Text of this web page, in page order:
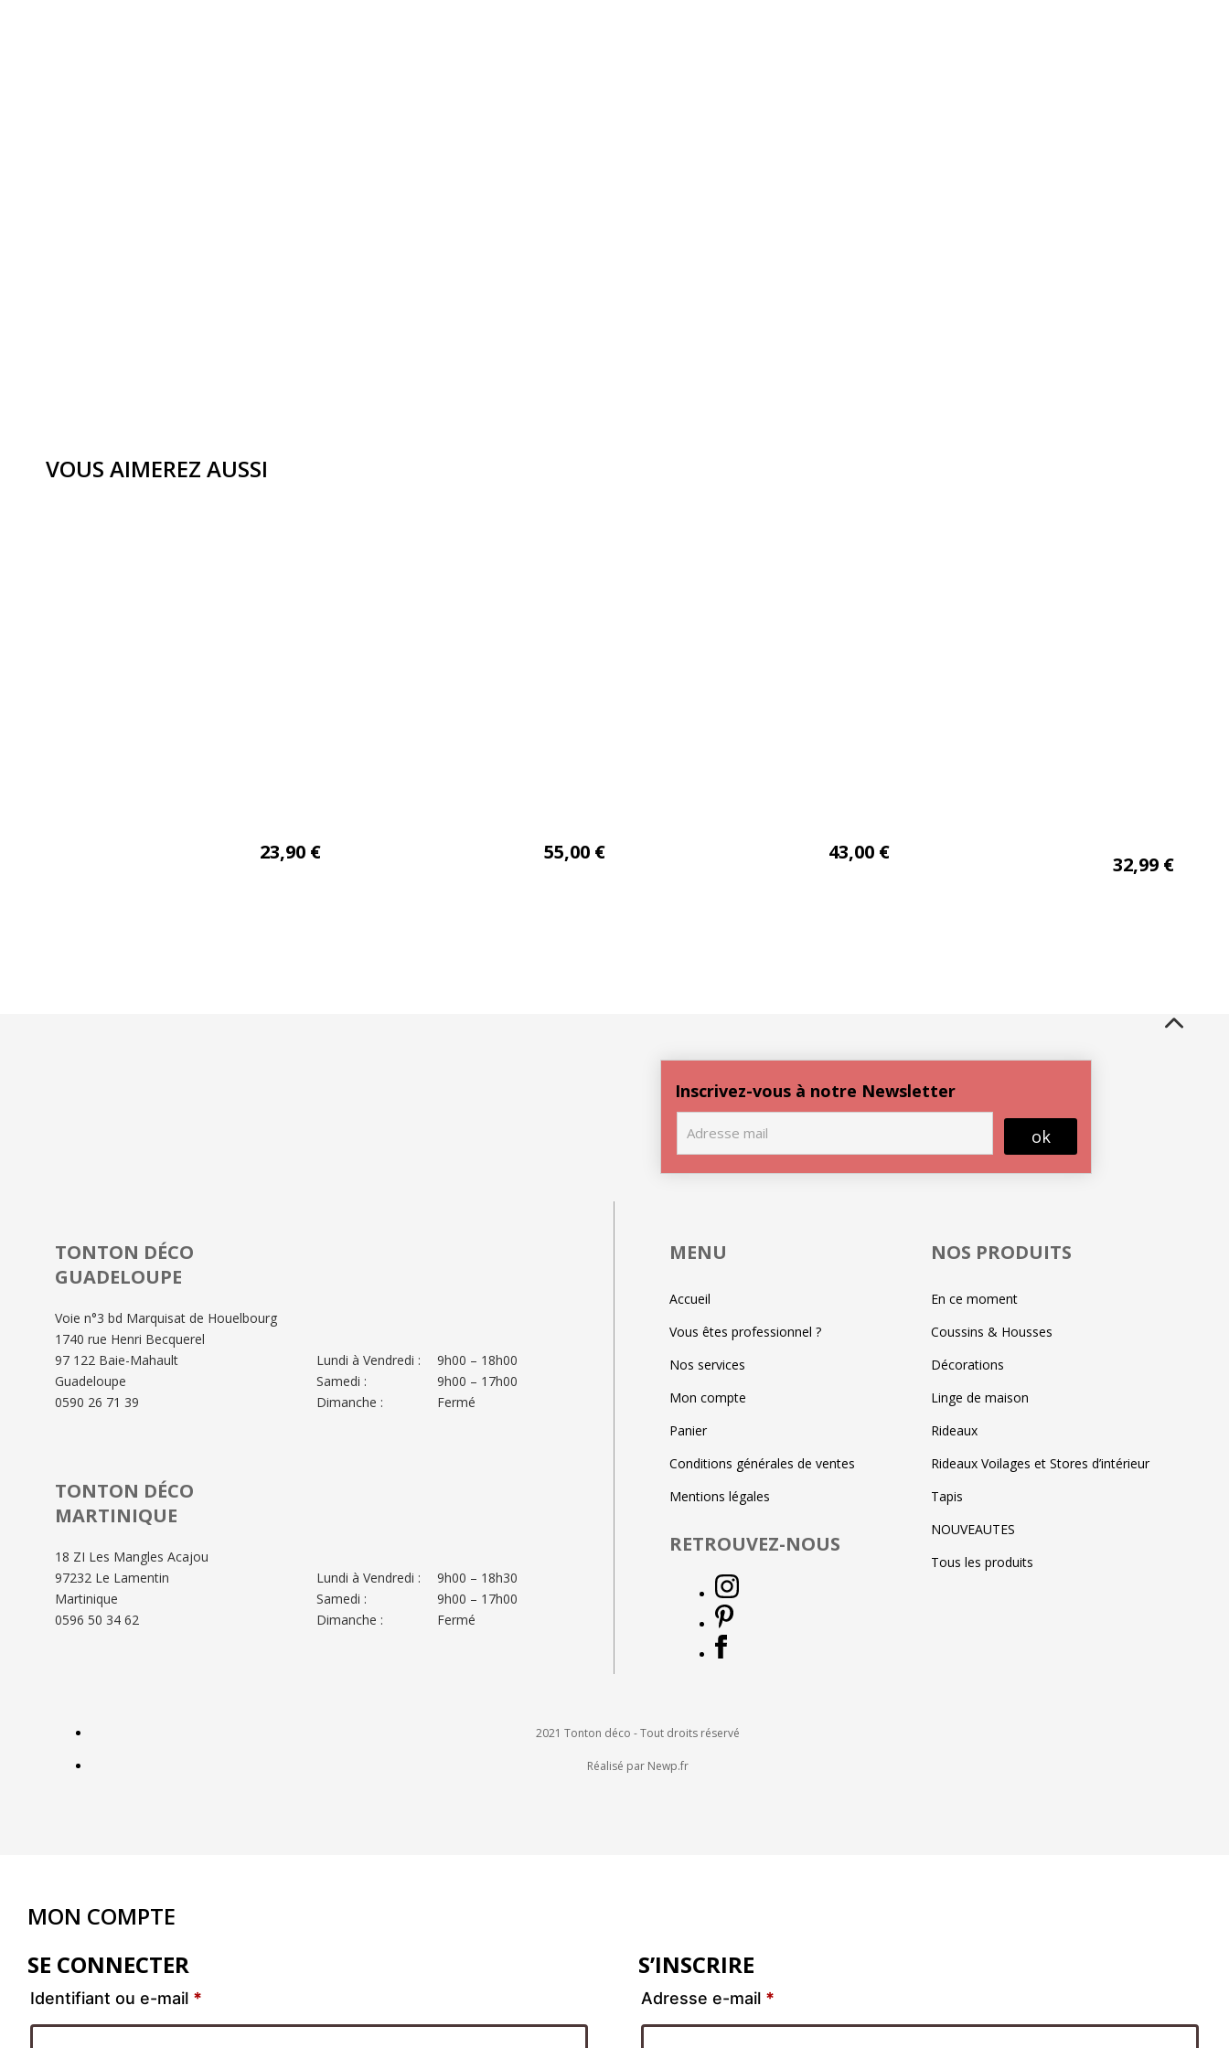
VOUS AIMEREZ AUSSI
23,90 € 55,00 € 43,00 € 32,99 €
Inscrivez-vous à notre Newsletter
ok
TONTON DÉCO
GUADELOUPE
Voie n°3 bd Marquisat de Houelbourg
1740 rue Henri Becquerel
97 122 Baie-Mahault
Guadeloupe
0590 26 71 39
Lundi à Vendredi :
Samedi :
Dimanche :
9h00 – 18h00
9h00 – 17h00
Fermé
TONTON DÉCO
MARTINIQUE
18 ZI Les Mangles Acajou
97232 Le Lamentin
Martinique
0596 50 34 62
Lundi à Vendredi :
Samedi :
Dimanche :
9h00 – 18h30
9h00 – 17h00
Fermé
MENU
Accueil
Vous êtes professionnel ?
Nos services
Mon compte
Panier
Conditions générales de ventes
Mentions légales
RETROUVEZ-NOUS
NOS PRODUITS
En ce moment
Coussins & Housses
Décorations
Linge de maison
Rideaux
Rideaux Voilages et Stores d’intérieur
Tapis
NOUVEAUTES
Tous les produits
2021 Tonton déco - Tout droits réservé
Réalisé par Newp.fr
MON COMPTE
SE CONNECTER
Identifiant ou e-mail *
S’INSCRIRE
Adresse e-mail *